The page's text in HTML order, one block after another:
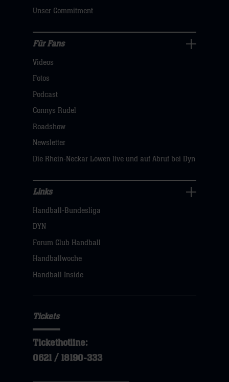
hier
Unser Commitment
Fans
Navigation
öffnen,
dann
hier
Für Fans
Videos
Fotos
Podcast
Connys Rudel
Roadshow
Newsletter
Die Rhein-Neckar Löwen live und auf Abruf bei Dyn
Navigation
öffnen,
dann
klicken
Links
Handball-Bundesliga
DYN
Forum Club Handball
Handballwoche
Handball Inside
Tickets
Tickethotline:
0621 / 18190-333